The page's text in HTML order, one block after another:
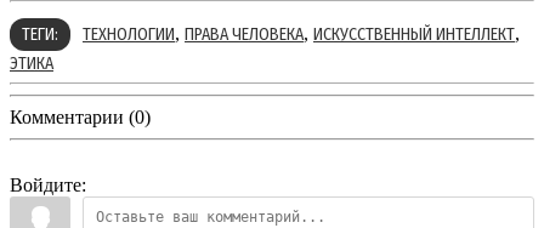
ТЕГИ: ТЕХНОЛОГИИ, ПРАВА ЧЕЛОВЕКА, ИСКУССТВЕННЫЙ ИНТЕЛЛЕКТ,
ЭТИКА
Комментарии (0)
Войдите: